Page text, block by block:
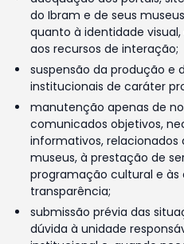
do Ibram e de seus
quanto à identidade
aos recursos de interação;
suspensão da produção e
institucionais de caráter
manutenção apenas de
comunicados objetivos,
informativos,
museus, à prestação de
programação cultural e às
transparência;
submissão prévia das
dúvida à unidade